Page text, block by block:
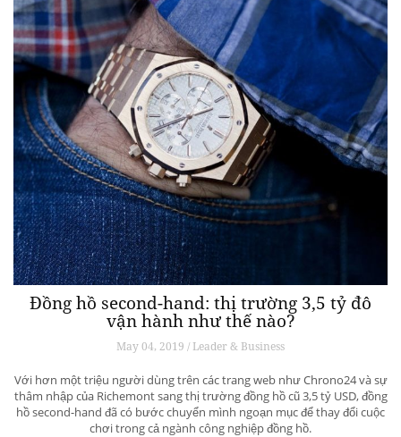
Đồng hồ second-hand: thị trường 3,5 tỷ đô
vận hành như thế nào?
May 04, 2019 / Leader & Business
Với hơn một triệu người dùng trên các trang web như Chrono24 và sự
thâm nhập của Richemont sang thị trường đồng hồ cũ 3,5 tỷ USD, đồng
hồ second-hand đã có bước chuyển mình ngoạn mục để thay đổi cuộc
chơi trong cả ngành công nghiệp đồng hồ.